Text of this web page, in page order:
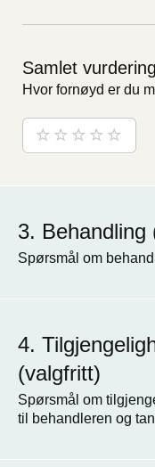
Samlet vurdering
Hvor fornøyd er du
Behandling
Spørsmål om
(valgfritt)
Spørsmål om
til behandleren og